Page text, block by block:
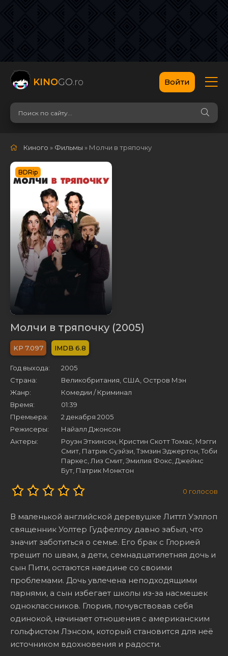
KINOGO.ro Войти
Киного » Фильмы » Молчи в тряпочку
BDRip
Молчи в тряпочку (2005)
7.097 6.8
Год выхода:
2005
Страна:
Великобритания, США, Остров Мэн
Жанр:
Комедии / Криминал
Время:
01:39
Премьера:
2 декабря 2005
Режисеры:
Найалл Джонсон
Актеры:
Роуэн Эткинсон, Кристин Скотт Томас, Мэгги
Смит, Патрик Суэйзи, Тэмзин Эджертон, Тоби
Паркес, Лиз Смит, Эмилия Фокс, Джеймс
Бут, Патрик Монктон
0 голосов
В маленькой английской деревушке Литтл Уэллоп
священник Уолтер Гудфеллоу давно забыл, что
значит заботиться о семье. Его брак с Глорией
трещит по швам, а дети, семнадцатилетняя дочь и
сын Пити, остаются наедине со своими
проблемами. Дочь увлечена неподходящими
парнями, а сын избегает школы из-за насмешек
одноклассников. Глория, почувствовав себя
одинокой, начинает отношения с американским
гольфистом Лэнсом, который становится для неё
источником вдохновения и радости.